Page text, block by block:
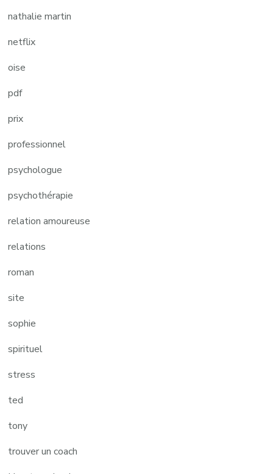
nathalie martin
netflix
oise
pdf
prix
professionnel
psychologue
psychothérapie
relation amoureuse
relations
roman
site
sophie
spirituel
stress
ted
tony
trouver un coach